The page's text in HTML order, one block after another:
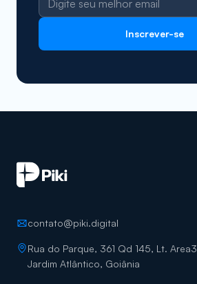
Inscrever-se
contato@piki.digital
Rua do Parque, 361 Qd 145, Lt. Area3
Jardim Atlântico, Goiânia